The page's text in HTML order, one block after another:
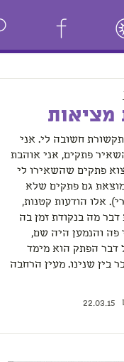
מציאות
תקשורת חשובה לי. אני
פתקים, אני אוהבת
פתקים שהשאירו לי
גם פתקים שלא
אלו הודעות קטנות,
דבר מה בנקודת זמן בה
פה והנמען היה שם,
דבר הפתק הוא מימד
בין שנינו. מעין הרחבה
22.03.15